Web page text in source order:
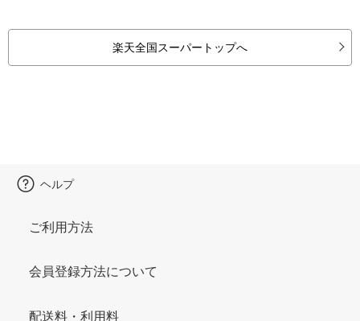
楽天全国スーパートップへ
ヘルプ
ご利用方法
会員登録方法について
配送料・利用料